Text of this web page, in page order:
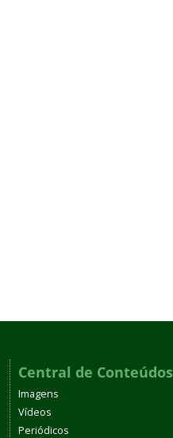
Central de Conteúdos
Imagens
Vídeos
Periódicos